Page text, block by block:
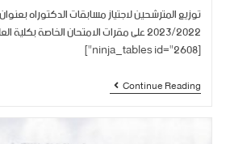
توزيع المترشحين لاجتياز مسابقات الدكتوراه
2023/2022 على مقرات الامتحان الخاصة
[ninja_tables id="2608"]
Continue Reading